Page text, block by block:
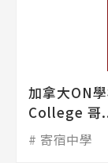
加拿大ON
College 哥
寄宿中學